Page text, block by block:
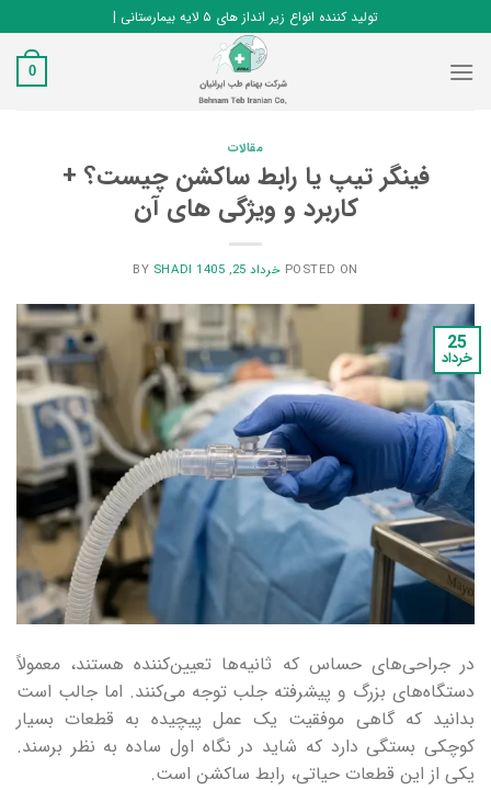
to
content
تولید کننده انواع زیر انداز های ۵ لایه بیمارستانی |
0
مقالات
فینگر تیپ یا رابط ساکشن چیست؟ +
کاربرد و ویژگی های آن
POSTED ON خرداد 25, 1405 BY
SHADI
25
خرداد
در جراحی‌های حساس که ثانیه‌ها تعیین‌کننده هستند، معمولاً
دستگاه‌های بزرگ و پیشرفته جلب توجه می‌کنند. اما جالب است
بدانید که گاهی موفقیت یک عمل پیچیده به قطعات بسیار
کوچکی بستگی دارد که شاید در نگاه اول ساده به نظر برسند.
یکی از این قطعات حیاتی، رابط ساکشن است.